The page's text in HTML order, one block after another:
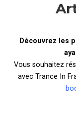
Découvrez les
Vous souhaitez
avec Trance In